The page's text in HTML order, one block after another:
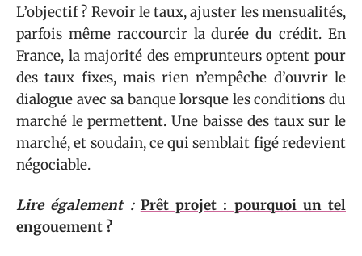
L’objectif ? Revoir le taux, ajuster les mensualités,
parfois même raccourcir la durée du crédit. En
France, la majorité des emprunteurs optent pour
des taux fixes, mais rien n’empêche d’ouvrir le
dialogue avec sa banque lorsque les conditions du
marché le permettent. Une baisse des taux sur le
marché, et soudain, ce qui semblait figé redevient
négociable.
Lire également : Prêt projet : pourquoi un tel
engouement ?